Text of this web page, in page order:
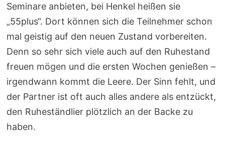
Seminare anbieten, bei Henkel heißen sie
„55plus“. Dort können sich die Teilnehmer schon
mal geistig auf den neuen Zustand vorbereiten.
Denn so sehr sich viele auch auf den Ruhestand
freuen mögen und die ersten Wochen genießen –
irgendwann kommt die Leere. Der Sinn fehlt, und
der Partner ist oft auch alles andere als entzückt,
den Ruheständlier plötzlich an der Backe zu
haben.